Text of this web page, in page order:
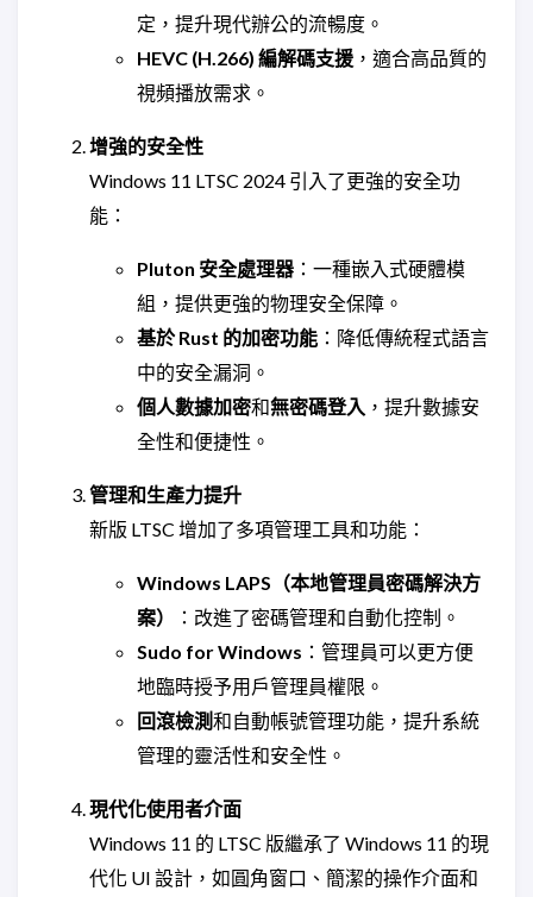
定，提升現代辦公的流暢度。
HEVC (H.266) 編解碼支援 ，適合高品質的
視頻播放需求。
增強的安全性
Windows 11 LTSC 2024 引入了更強的安全功
能：
Pluton 安全處理器 ：一種嵌入式硬體模
組，提供更強的物理安全保障。
基於 Rust 的加密功能 ：降低傳統程式語言
中的安全漏洞。
個人數據加密和無密碼登入 ，提升數據安
全性和便捷性。
管理和生產力提升
新版 LTSC 增加了多項管理工具和功能：
Windows LAPS（本地管理員密碼解決方
案）
：改進了密碼管理和自動化控制。
Sudo for Windows ：管理員可以更方便
地臨時授予用戶管理員權限。
回滾檢測和自動帳號管理功能，提升系統
管理的靈活性和安全性。
現代化使用者介面
Windows 11 的 LTSC 版繼承了 Windows 11 的現
代化 UI 設計，如圓角窗口、簡潔的操作介面和